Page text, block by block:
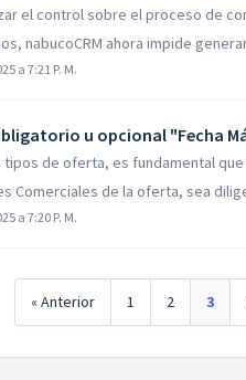
el control sobre el proceso de
nabucoCRM ahora impide
a 7:21 P. M.
u opcional "Fecha
tipos de oferta, es fundamental
Comerciales de la oferta, sea
a 7:20 P. M.
« Anterior 1 2 3